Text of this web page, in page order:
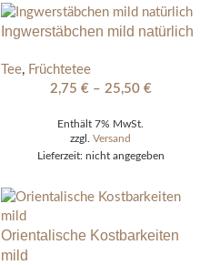
Ingwerstäbchen mild natürlich
Tee, Früchtetee
2,75 € – 25,50 €
Enthält 7% MwSt.
zzgl. Versand
Lieferzeit: nicht angegeben
Orientalische Kostbarkeiten
mild